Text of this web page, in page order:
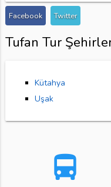
Facebook Twitter
Tufan Tur
Kütahya
Uşak
directions_bus